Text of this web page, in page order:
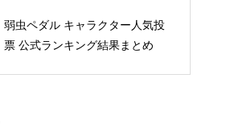
弱虫ペダル キャラクター人気投
票 公式ランキング結果まとめ